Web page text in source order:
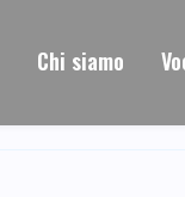
Chi siamo